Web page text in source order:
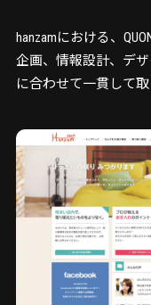
hanzamにおける、
企画、情報設計、デ
に合わせて一貫して取